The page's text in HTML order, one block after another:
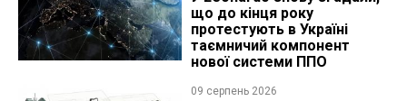
що до кінця року
протестують в Україні
таємничий компонент
нової системи ППО
09 серпень 2026